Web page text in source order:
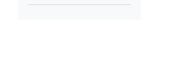
百揚
Website Construction Process